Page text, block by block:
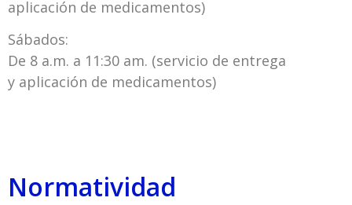
aplicación de medicamentos)
Sábados:
De 8 a.m. a 11:30 am. (servicio de entrega
y aplicación de medicamentos)
Normatividad